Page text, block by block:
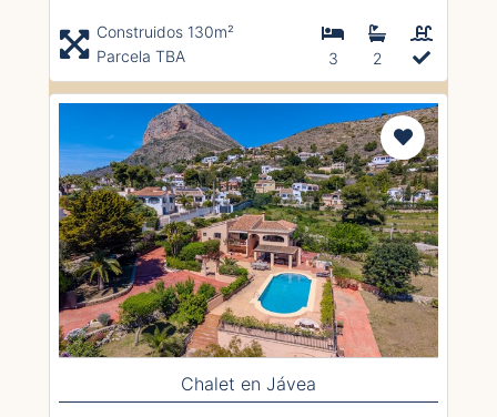
Construidos 130m²
Parcela TBA
3 2
Chalet en Jávea